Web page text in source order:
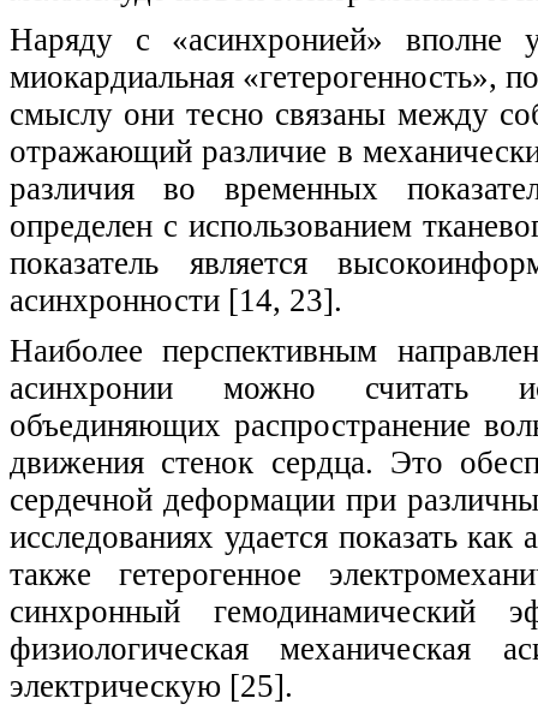
Наряду с «асинхронией» вполне
миокардиальная «гетерогенность»,
смыслу они тесно связаны между
отражающий различие в
различия во временных
определен с использованием
показатель является
асинхронности [14, 23].
Наиболее перспективным
асинхронии можно считать
объединяющих распространение
движения стенок сердца. Это
сердечной деформации при
исследованиях удается показать
также гетерогенное
синхронный гемодинамический
физиологическая механическая
электрическую [25].